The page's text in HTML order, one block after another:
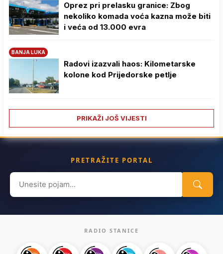
Oprez pri prelasku granice: Zbog
nekoliko komada voća kazna može biti
i veća od 13.000 evra
BANJA LUKA
Radovi izazvali haos: Kilometarske
kolone kod Prijedorske petlje
PRIKAŽI JOŠ VIJESTI
PRETRAŽITE PORTAL
Search
for:
RADIO STANICE